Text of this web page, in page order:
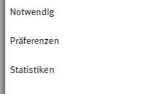
Cookie-Erklärung oder durch
Trigger Symbol ändern oder
Wenn Sie es erlauben, würden
erfassen, welche bis auf
Notwendig
Präferenzen
Statistiken
TRIC LILAC CLOUD
Espresso/Mocha cup